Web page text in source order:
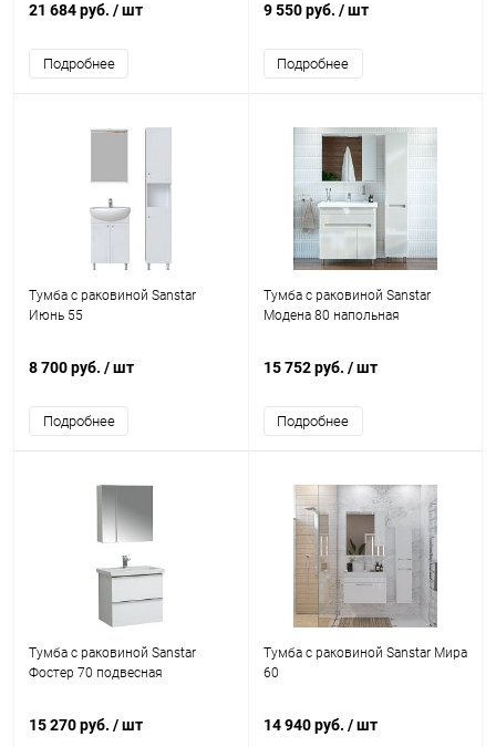
21 684 руб. / шт
Подробнее
9 550 руб. / шт
Подробнее
Тумба с раковиной Sanstar
Июнь 55
8 700 руб. / шт
Подробнее
Тумба с раковиной Sanstar
Модена 80 напольная
15 752 руб. / шт
Подробнее
Тумба с раковиной Sanstar
Фостер 70 подвесная
15 270 руб. / шт
Тумба с раковиной Sanstar Мира
60
14 940 руб. / шт